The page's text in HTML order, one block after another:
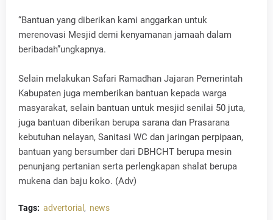
“Bantuan yang diberikan kami anggarkan untuk
merenovasi Mesjid demi kenyamanan jamaah dalam
beribadah”ungkapnya.
Selain melakukan Safari Ramadhan Jajaran Pemerintah
Kabupaten juga memberikan bantuan kepada warga
masyarakat, selain bantuan untuk mesjid senilai 50 juta,
juga bantuan diberikan berupa sarana dan Prasarana
kebutuhan nelayan, Sanitasi WC dan jaringan perpipaan,
bantuan yang bersumber dari DBHCHT berupa mesin
penunjang pertanian serta perlengkapan shalat berupa
mukena dan baju koko. (Adv)
Tags: advertorial news